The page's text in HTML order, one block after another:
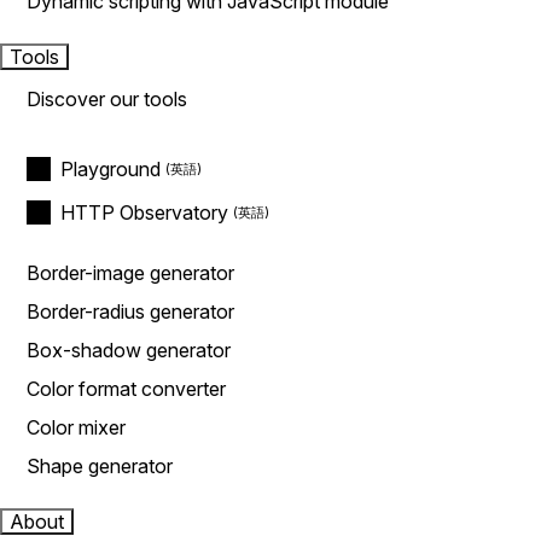
Tools
Discover our tools
Playground
HTTP Observatory
Border-image generator
Border-radius generator
Box-shadow generator
Color format converter
Color mixer
Shape generator
About